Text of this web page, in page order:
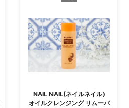
NAIL NAIL(ネイルネイル)
オイルクレンジング リムーバ